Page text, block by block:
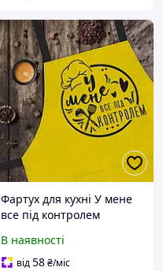
Фартух для кухні У мене
все під контролем
В наявності
від58₴/міс